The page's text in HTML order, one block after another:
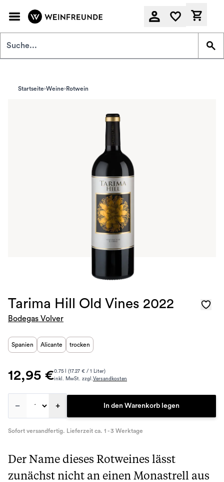
Startseite Weine Rotwein
Tarima Hill Old Vines 2022
Bodegas Volver
Spanien Alicante trocken
12,95 €0.75 l (17.27 € / 1 Liter)
inkl. MwSt. zzgl.Versandkosten
– + In den Warenkorb legen
Sofort versandfertig. Lieferzeit ca. 1 - 3 Werktage
Der Name dieses Rotweines lässt
zunächst nicht an einen Monastrell aus